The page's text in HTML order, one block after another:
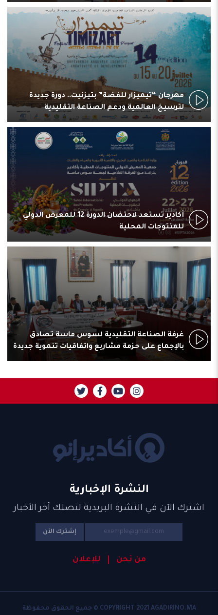
مهرجان “تيميزار للفضة” بتيزنيت.. دورة جديدة
لترسيخ العالمية ودعم الصناعة التقليدية
أكادير تستعد لاحتضان الدورة 12 للمعرض الدولي
للمنتوجات المحلية
غرفة الصناعة التقليدية لسوس ماسة تصادق
بالإجماع على حزمة مشاريع واتفاقيات تنموية جديدة
النشرة الإخبارية
اشترك الآن في النشرة البريدية لتصلك آخر الأخبار
إشترك الآن
من نحن للإعلان
COPYRIGHT 2021 AGADIRINO.MA © جميع الحقوق محفوظة